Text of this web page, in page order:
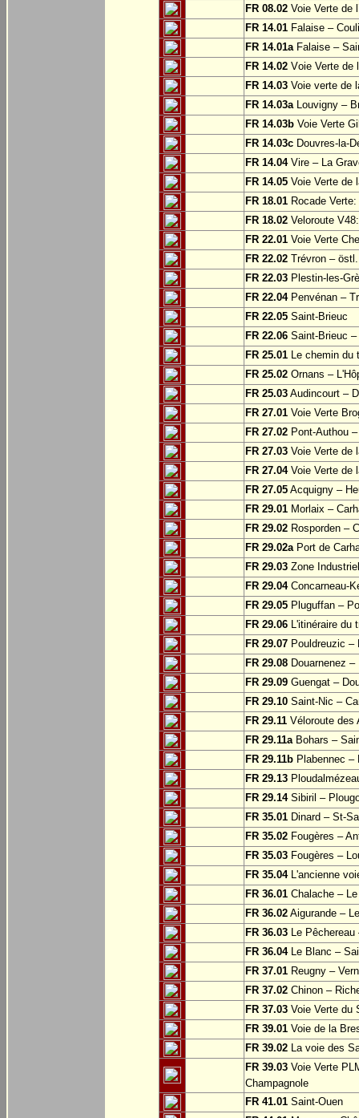
FR 08.02 Voie Verte de
FR 14.01 Falaise –
FR 14.01aFalaise –
FR 14.02 Voie Verte de
FR 14.03 Voie verte de
FR 14.03aLouvigny –
FR 14.03b Voie Verte
FR 14.03c Douvres-la-
FR 14.04Vire – La
FR 14.05 Voie Verte de
FR 18.01 Rocade
FR 18.02 Veloroute
FR 22.01 Voie Verte
FR 22.02 Trévron –
FR 22.03 Plestin-les-
FR 22.04Penvénan –
FR 22.05 Saint-Brieuc
FR 22.06 Saint-Brieuc
FR 25.01 Le chemin du
FR 25.02 Ornans –
FR 25.03 Audincourt –
FR 27.01 Voie Verte
FR 27.02 Pont-Authou
FR 27.03 Voie Verte de
FR 27.04Voie Verte de
FR 27.05 Acquigny –
FR 29.01 Morlaix –
FR 29.02 Rosporden –
FR 29.02aPort de
FR 29.03 Zone
FR 29.04Concarneau-
FR 29.05 Pluguffan –
FR 29.06 L'itinéraire du
FR 29.07 Pouldreuzic –
FR 29.08 Douarnenez
FR 29.09 Guengat –
FR 29.10 Saint-Nic –
FR 29.11 Véloroute des
FR 29.11aBohars –
FR 29.11b Plabennec –
FR 29.13
FR 29.14Sibiril –
FR 35.01 Dinard – St-
FR 35.02 Fougères –
FR 35.03 Fougères –
FR 35.04L'ancienne
FR 36.01 Chalache –
FR 36.02 Aigurande –
FR 36.03 Le
FR 36.04Le Blanc –
FR 37.01 Reugny –
FR 37.02 Chinon –
FR 37.03 Voie Verte du
FR 39.01 Voie de la
FR 39.02 La voie des
FR 39.03 Voie Verte
Champagnole
FR 41.01 Saint-Ouen